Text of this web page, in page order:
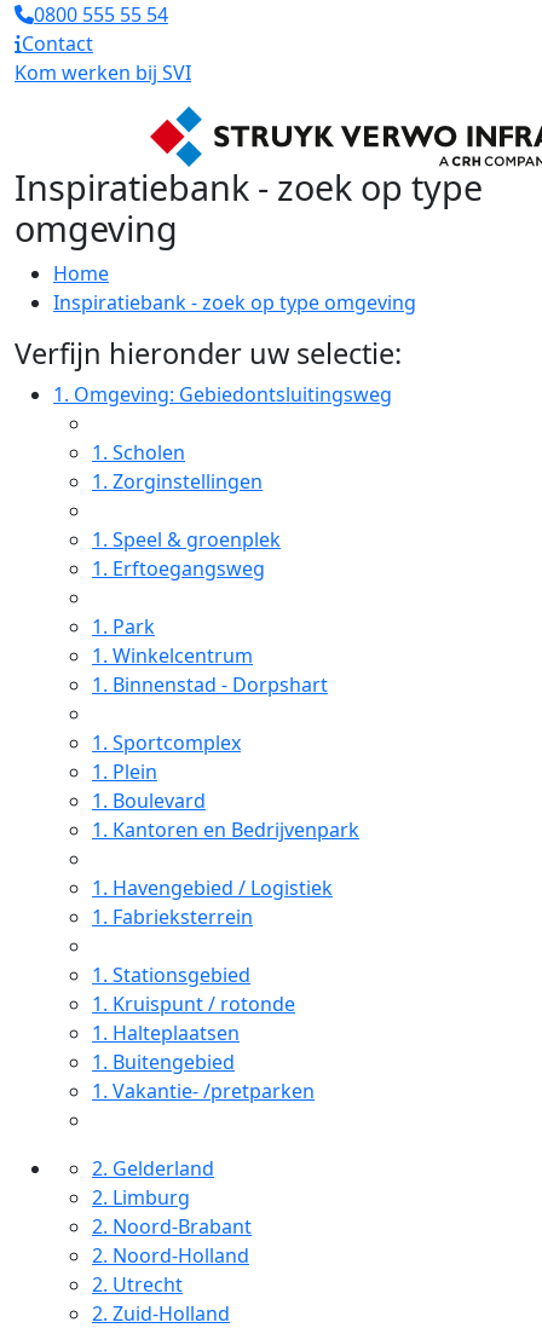
0800 555 55 54
Contact
Kom werken bij SVI
Inspiratiebank - zoek op type
omgeving
Home
Inspiratiebank - zoek op type omgeving
Verfijn hieronder uw selectie:
1. Omgeving: Gebiedontsluitingsweg
1. Scholen
1. Zorginstellingen
1. Speel & groenplek
1. Erftoegangsweg
1. Park
1. Winkelcentrum
1. Binnenstad - Dorpshart
1. Sportcomplex
1. Plein
1. Boulevard
1. Kantoren en Bedrijvenpark
1. Havengebied / Logistiek
1. Fabrieksterrein
1. Stationsgebied
1. Kruispunt / rotonde
1. Halteplaatsen
1. Buitengebied
1. Vakantie- /pretparken
2. Gelderland
2. Limburg
2. Noord-Brabant
2. Noord-Holland
2. Utrecht
2. Zuid-Holland